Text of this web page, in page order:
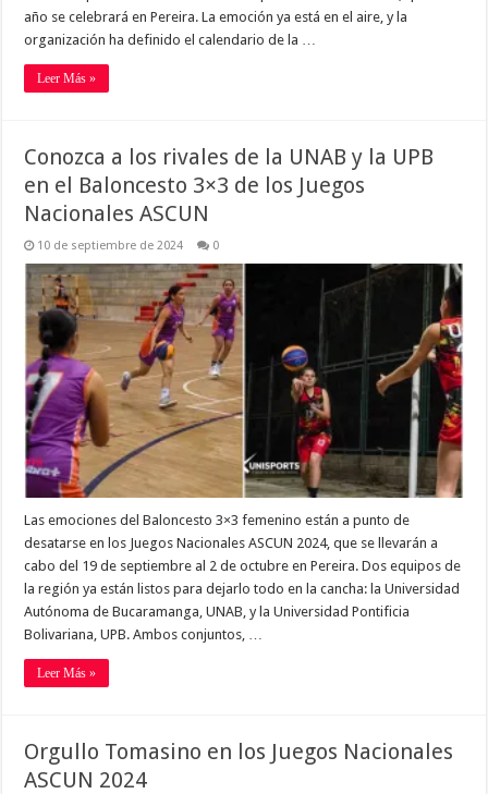
año se celebrará en Pereira. La emoción ya está en el aire, y la
organización ha definido el calendario de la …
Leer Más »
Conozca a los rivales de la UNAB y la UPB
en el Baloncesto 3×3 de los Juegos
Nacionales ASCUN
10 de septiembre de 2024 0
Las emociones del Baloncesto 3×3 femenino están a punto de
desatarse en los Juegos Nacionales ASCUN 2024, que se llevarán a
cabo del 19 de septiembre al 2 de octubre en Pereira. Dos equipos de
la región ya están listos para dejarlo todo en la cancha: la Universidad
Autónoma de Bucaramanga, UNAB, y la Universidad Pontificia
Bolivariana, UPB. Ambos conjuntos, …
Leer Más »
Orgullo Tomasino en los Juegos Nacionales
ASCUN 2024